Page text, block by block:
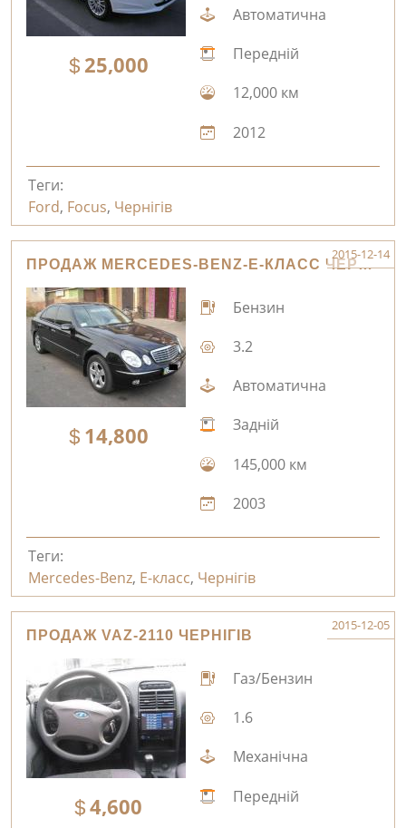
25,000
Автоматична
Передній
12,000 км
2012
Теги:
Ford, Focus, Чернігів
ПРОДАЖ MERCEDES-BENZ-E-КЛАСС ЧЕРНІГІВ
2015-12-14
14,800
Бензин
3.2
Автоматична
Задній
145,000 км
2003
Теги:
Mercedes-Benz, E-класс, Чернігів
ПРОДАЖ VAZ-2110 ЧЕРНІГІВ
2015-12-05
4,600
Газ/Бензин
1.6
Механічна
Передній